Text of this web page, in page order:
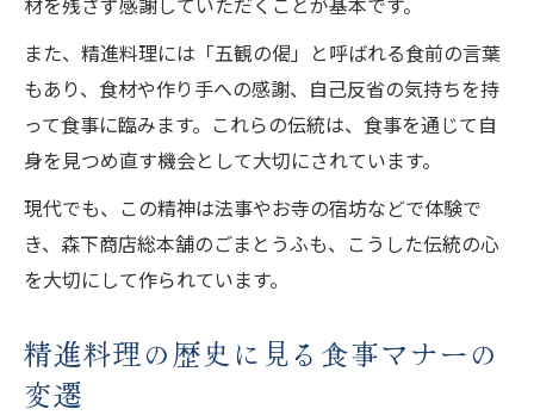
また、精進料理には「五観の偈」と呼ばれる食前の言葉
もあり、食材や作り手への感謝、自己反省の気持ちを持
って食事に臨みます。これらの伝統は、食事を通じて自
身を見つめ直す機会として大切にされています。
現代でも、この精神は法事やお寺の宿坊などで体験で
き、森下商店総本舗のごまとうふも、こうした伝統の心
を大切にして作られています。
精進料理の歴史に見る食事マナーの
変遷